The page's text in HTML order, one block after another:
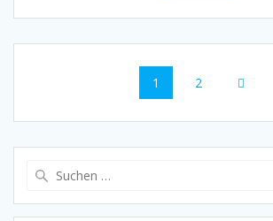
Beitragsnavigation
Seite
1 Seite
2